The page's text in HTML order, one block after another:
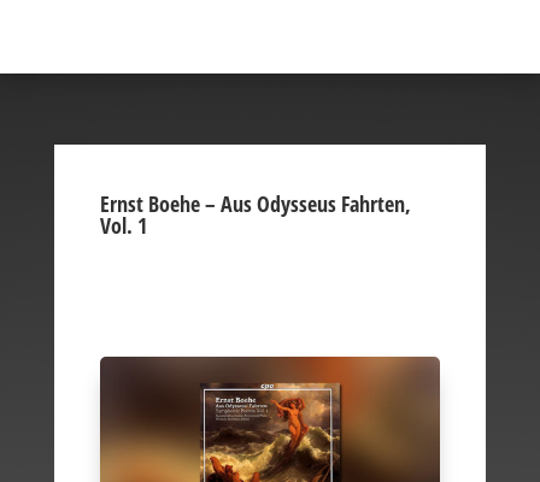
Ernst Boehe – Aus Odysseus Fahrten,
Vol. 1